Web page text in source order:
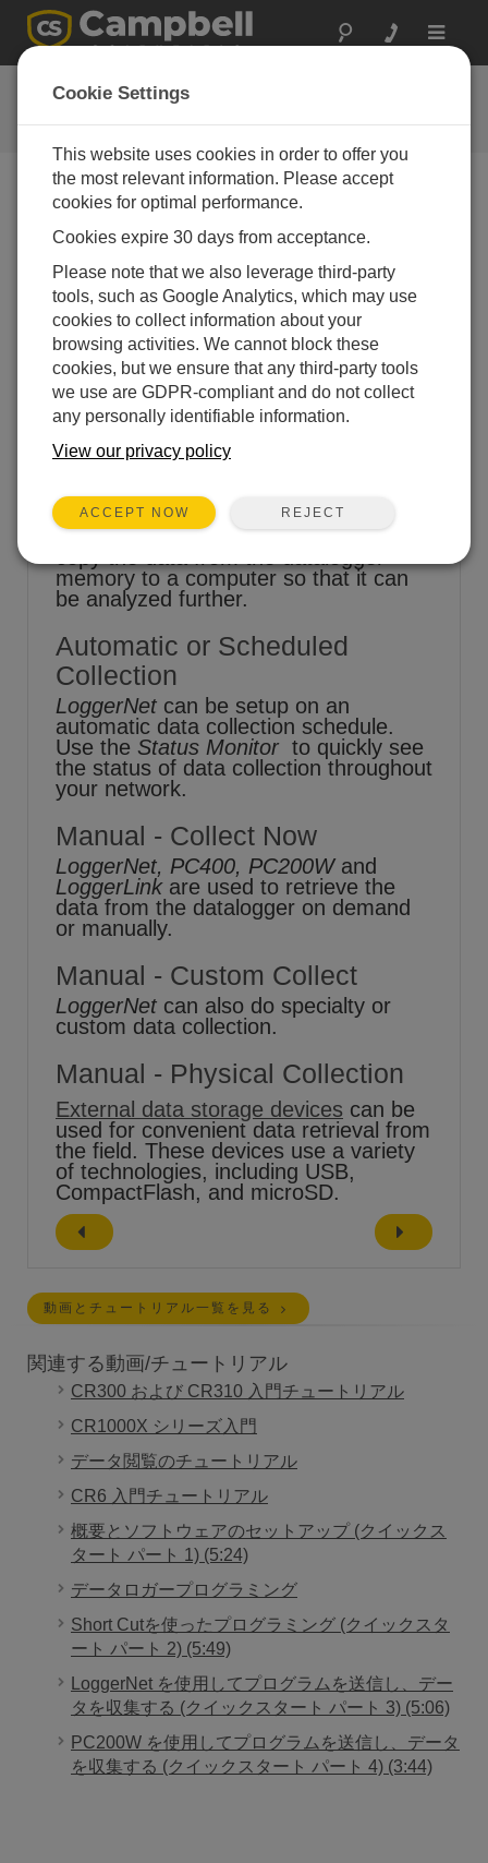
Toggle
データ回収のチュートリアル
Table of Contents
Collect Data
One of the goals of datalogging is to
memory to a computer so that it can
be analyzed further.
Automatic or Scheduled
Collection
LoggerNet can be setup on an
automatic data collection schedule.
Use the Status Monitor to quickly see
the status of data collection throughout
your network.
Manual - Collect Now
LoggerNet, PC400, PC200Wand
LoggerLinkare used to retrieve the
data from the datalogger on demand
or manually.
Manual - Custom Collect
LoggerNet can also do specialty or
custom data collection.
Manual - Physical Collection
External data storage devices can be
used for convenient data retrieval from
the field. These devices use a variety
of technologies, including USB,
CompactFlash, and microSD.
動画とチュートリアル一覧を見る
関連する動画/チュートリアル
CR300 および CR310 入門チュートリアル
CR1000X シリーズ入門
データ閲覧のチュートリアル
CR6 入門チュートリアル
概要とソフトウェアのセットアップ (クイックス
タート パート 1) (5:24)
データロガープログラミング
Short Cutを使ったプログラミング (クイックスタ
ート パート 2) (5:49)
LoggerNet を使用してプログラムを送信し、デー
タを収集する (クイックスタート パート 3) (5:06)
PC200W を使用してプログラムを送信し、データ
を収集する (クイックスタート パート 4) (3:44)
Cookie Settings
This website uses cookies in order to offer you
the most relevant information. Please accept
cookies for optimal performance.
Cookies expire 30 days from acceptance.
Please note that we also leverage third-party
tools, such as Google Analytics, which may use
cookies to collect information about your
browsing activities. We cannot block these
cookies, but we ensure that any third-party tools
we use are GDPR-compliant and do not collect
any personally identifiable information.
View our privacy policy
ACCEPT NOW REJECT